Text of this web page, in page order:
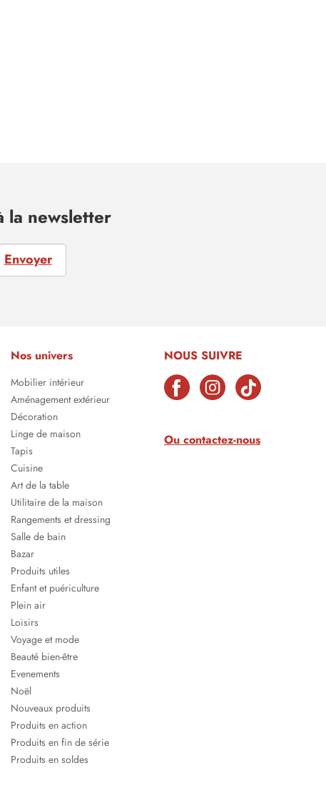
la newsletter
Envoyer
Nos univers
Mobilier intérieur
Aménagement extérieur
Décoration
Linge de maison
Tapis
Cuisine
Art de la table
Utilitaire de la maison
Rangements et dressing
Salle de bain
Bazar
Produits utiles
Enfant et puériculture
Plein air
Loisirs
Voyage et mode
Beauté bien-être
Evenements
Noël
Nouveaux produits
Produits en action
Produits en fin de série
Produits en soldes
NOUS SUIVRE
Ou contactez-nous